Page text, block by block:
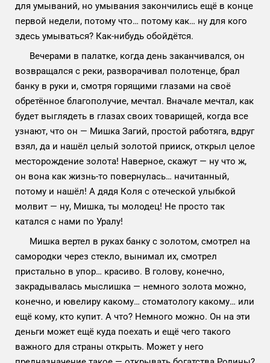
для умываний, но умывания закончились ещё в конце
первой недели, потому что… потому как… ну для кого
здесь умываться? Как-нибудь обойдётся.
Вечерами в палатке, когда день заканчивался, он
возвращался с реки, разворачивал полотенце, брал
банку в руки и, смотря горящими глазами на своё
обретённое благополучие, мечтал. Вначале мечтал, как
будет выглядеть в глазах своих товарищей, когда все
узнают, что он — Мишка Загий, простой работяга, вдруг
взял, да и нашёл целый золотой прииск, открыл целое
месторождение золота! Наверное, скажут — ну что ж,
он вона как жизнь-то повернулась… начитанный,
потому и нашёл! А дядя Коля с отеческой улыбкой
молвит — ну, Мишка, ты молодец! Не просто так
катался с нами по Уралу!
Мишка вертел в руках банку с золотом, смотрел на
самородки через стекло, вынимал их, смотрел
пристально в упор… красиво. В голову, конечно,
закрадывалась мыслишка — немного золота можно,
конечно, и ювелиру какому… стоматологу какому… или
ещё кому, кто купит. А что? Немного можно. Он на эти
деньги может ещё куда поехать и ещё чего такого
важного для страны открыть. Может у него